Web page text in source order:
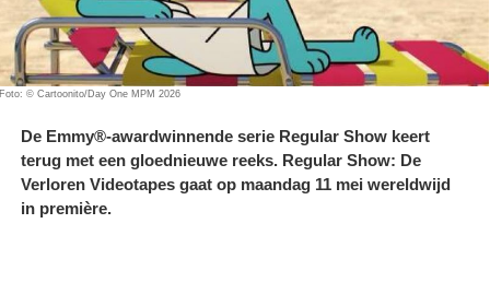
Foto: © Cartoonito/Day One MPM 2026
De Emmy®-awardwinnende serie Regular Show keert
terug met een gloednieuwe reeks. Regular Show: De
Verloren Videotapes gaat op maandag 11 mei wereldwijd
in première.